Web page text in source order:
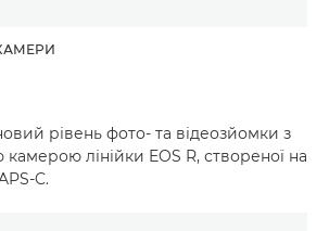
рівень фото- та відеозйомки з
лінійки EOS R, створеної на
C.